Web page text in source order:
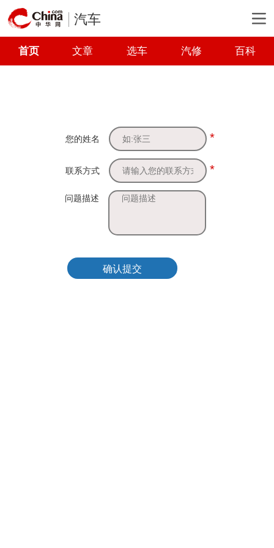
汽车
首页 文章 选车 汽修 百科
您的姓名 *
联系方式 *
问题描述
确认提交